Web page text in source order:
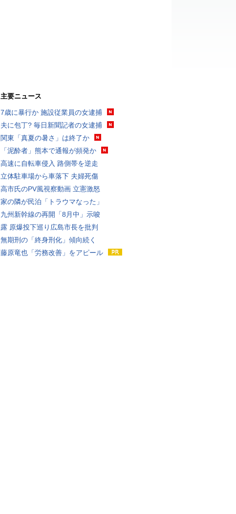
主要ニュース
7歳に暴行か 施設従業員の女逮捕
夫に包丁? 毎日新聞記者の女逮捕
関東「真夏の暑さ」は終了か
「泥酔者」熊本で通報が頻発か
高速に自転車侵入 路側帯を逆走
立体駐車場から車落下 夫婦死傷
高市氏のPV風視察動画 立憲激怒
家の隣が民泊「トラウマなった」
九州新幹線の再開「8月中」示唆
露 原爆投下巡り広島市長を批判
無期刑の「終身刑化」傾向続く
藤原竜也「労務改善」をアピール